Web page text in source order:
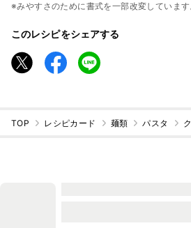
※みやすさのために書式を一部改変しています
このレシピをシェアする
TOP レシピカード 麺類 パスタ